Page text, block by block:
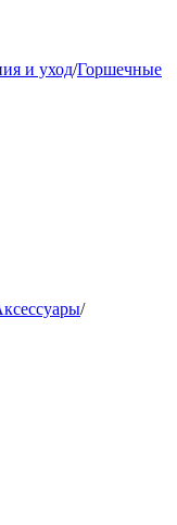
и уход/Горшечные
/